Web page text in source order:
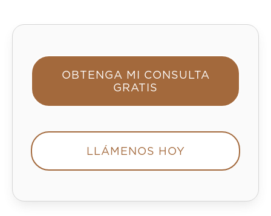
OBTENGA MI CONSULTA
GRATIS
LLÁMENOS HOY